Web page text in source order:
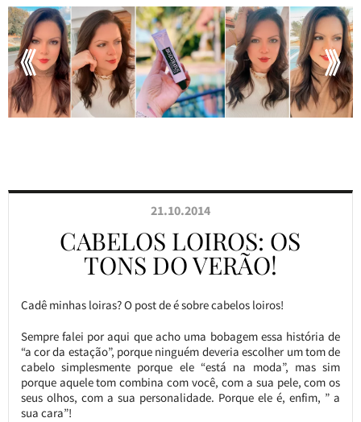
21.10.2014
CABELOS LOIROS: OS
TONS DO VERÃO!
Cadê minhas loiras? O post de é sobre cabelos loiros!
Sempre falei por aqui que acho uma bobagem essa história de
“a cor da estação”, porque ninguém deveria escolher um tom de
cabelo simplesmente porque ele “está na moda”, mas sim
porque aquele tom combina com você, com a sua pele, com os
seus olhos, com a sua personalidade. Porque ele é, enfim, ” a
sua cara”!